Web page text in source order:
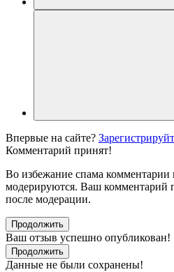
Впервые на сайте?
Комментарий принят!
Во избежание спама комментарии
модерируются. Ваш комментарий
после модерации.
Продолжить
Ваш отзыв успешно опубликован!
Продолжить
Данные не были сохранены!